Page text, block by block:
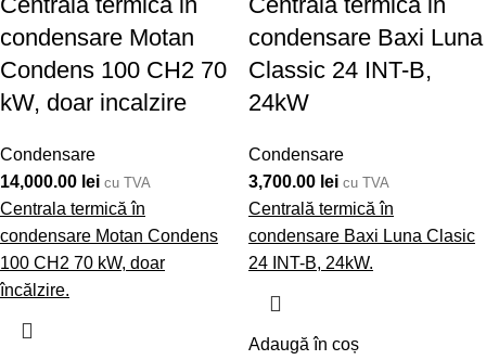
condensare Motan
Condens 100 CH2 70
kW, doar incalzire
Condensare
14,000.00 lei cu TVA
Centrala termică în
condensare Motan Condens
100 CH2 70 kW, doar
încălzire.
condensare Baxi Luna
Classic 24 INT-B,
24kW
Condensare
3,700.00 lei cu TVA
Centrală termică în
condensare Baxi Luna Clasic
24 INT-B, 24kW.
Adaugă în coș